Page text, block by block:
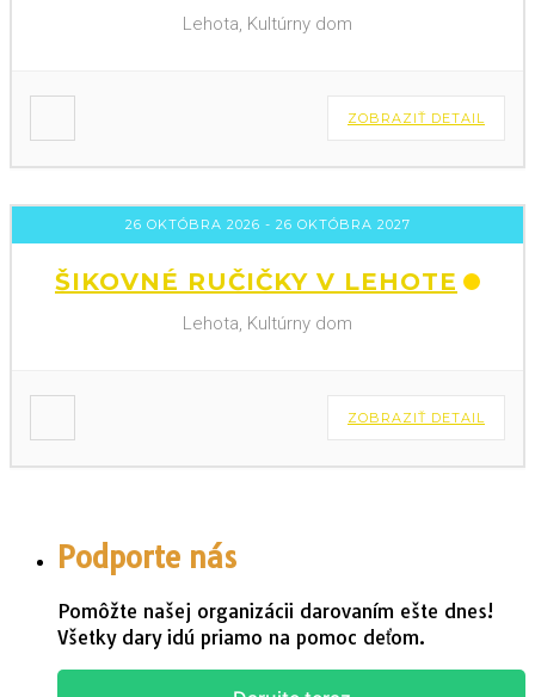
Lehota, Kultúrny dom
ZOBRAZIŤ DETAIL
26 OKTÓBRA 2026 - 26 OKTÓBRA 2027
ŠIKOVNÉ RUČIČKY V LEHOTE
Lehota, Kultúrny dom
ZOBRAZIŤ DETAIL
Podporte nás
Pomôžte našej organizácii darovaním ešte dnes!
Všetky dary idú priamo na pomoc deťom.